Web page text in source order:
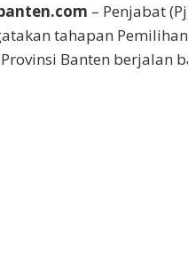
– Penjabat
tahapan
Banten berjalan